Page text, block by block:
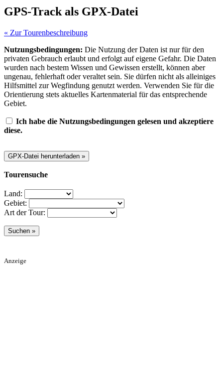
GPS-Track als GPX-Datei
« Zur Tourenbeschreibung
Nutzungsbedingungen: Die Nutzung der Daten ist nur für den
privaten Gebrauch erlaubt und erfolgt auf eigene Gefahr. Die Daten
wurden nach bestem Wissen und Gewissen erstellt, können aber
ungenau, fehlerhaft oder veraltet sein. Sie dürfen nicht als alleiniges
Hilfsmittel zur Wegfindung genutzt werden. Verwenden Sie für die
Orientierung stets aktuelles Kartenmaterial für das entsprechende
Gebiet.
Ich habe die Nutzungsbedingungen gelesen und akzeptiere
diese.
Tourensuche
Land:
Gebiet:
Art der Tour:
Anzeige